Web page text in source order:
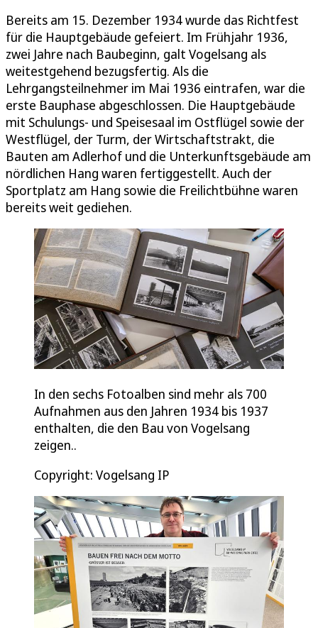
Bereits am 15. Dezember 1934 wurde das Richtfest
für die Hauptgebäude gefeiert. Im Frühjahr 1936,
zwei Jahre nach Baubeginn, galt Vogelsang als
weitestgehend bezugsfertig. Als die
Lehrgangsteilnehmer im Mai 1936 eintrafen, war die
erste Bauphase abgeschlossen. Die Hauptgebäude
mit Schulungs- und Speisesaal im Ostflügel sowie der
Westflügel, der Turm, der Wirtschaftstrakt, die
Bauten am Adlerhof und die Unterkunftsgebäude am
nördlichen Hang waren fertiggestellt. Auch der
Sportplatz am Hang sowie die Freilichtbühne waren
bereits weit gediehen.
In den sechs Fotoalben sind mehr als 700
Aufnahmen aus den Jahren 1934 bis 1937
enthalten, die den Bau von Vogelsang
zeigen..
Copyright: Vogelsang IP